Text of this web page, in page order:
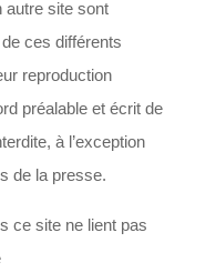
autre site sont
ces différents
reproduction
préalable et écrit de
à l’exception
de la presse.
ce site ne lient pas